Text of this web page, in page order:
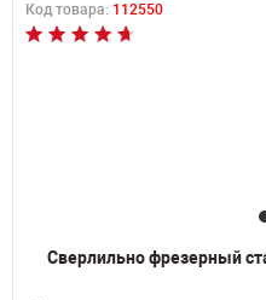
Код товара: 112550
Сверлильно фрезерный